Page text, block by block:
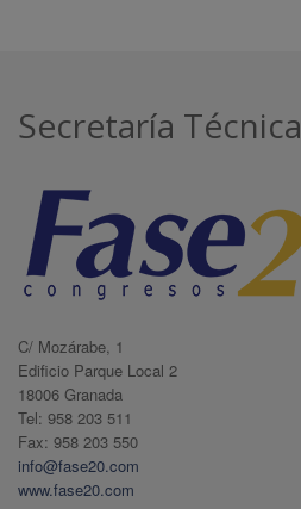
Secretaría Técnica
C/ Mozárabe, 1
Edificio Parque Local 2
18006 Granada
Tel: 958 203 511
Fax: 958 203 550
info@fase20.com
www.fase20.com